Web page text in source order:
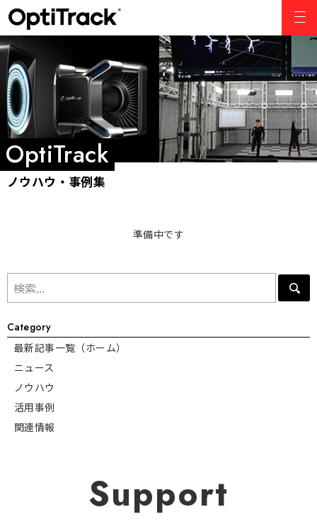
準備中です
Category
最新記事一覧（ホーム）
ニュース
ノウハウ
活用事例
関連情報
Support